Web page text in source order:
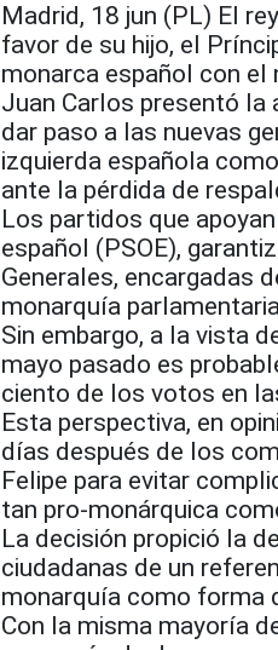
Madrid, 18 jun (PL) El
favor de su hijo, el
monarca español con el
Juan Carlos presentó la
dar paso a las nuevas
izquierda española
ante la pérdida de
Los partidos que
español (PSOE),
Generales, encargadas
monarquía
Sin embargo, a la vista
mayo pasado es
ciento de los votos en
Esta perspectiva, en
días después de los
Felipe para evitar
tan pro-monárquica
La decisión propició la
ciudadanas de un
monarquía como forma
Con la misma mayoría